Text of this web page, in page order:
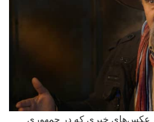
عکس‌های خبری که در جمهوری